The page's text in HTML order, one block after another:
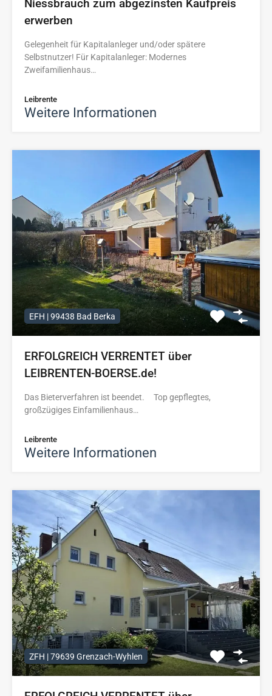
Niessbrauch zum abgezinsten Kaufpreis
erwerben
Gelegenheit für Kapitalanleger und/oder spätere
Selbstnutzer! Für Kapitalanleger: Modernes
Zweifamilienhaus…
Leibrente
Weitere Informationen
EFH | 99438 Bad Berka
ERFOLGREICH VERRENTET über
LEIBRENTEN-BOERSE.de!
Das Bieterverfahren ist beendet. Top gepflegtes,
großzügiges Einfamilienhaus…
Leibrente
Weitere Informationen
ZFH | 79639 Grenzach-Wyhlen